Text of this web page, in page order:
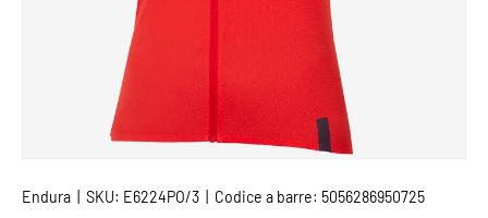
Endura SKU: E6224PO/3 Codice a barre: 5056286950725